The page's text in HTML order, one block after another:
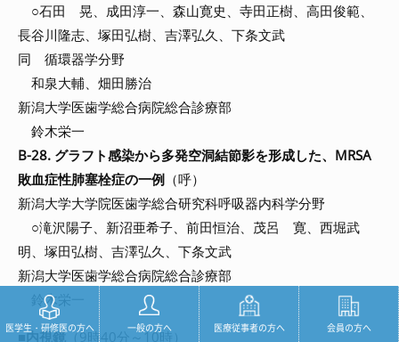
医学生・研修医の方へ 一般の方へ 医療従事者の方へ 会員の方へ
○石田 晃、成田淳一、森山寛史、寺田正樹、高田俊範、
長谷川隆志、塚田弘樹、吉澤弘久、下条文武
同 循環器学分野
和泉大輔、畑田勝治
新潟大学医歯学総合病院総合診療部
鈴木栄一
B-28. グラフト感染から多発空洞結節影を形成した、MRSA
敗血症性肺塞栓症の一例 （呼）
新潟大学大学院医歯学総合研究科呼吸器内科学分野
○滝沢陽子、新沼亜希子、前田恒治、茂呂 寛、西堀武
明、塚田弘樹、吉澤弘久、下条文武
新潟大学医歯学総合病院総合診療部
鈴木栄一
■内視鏡（9時40分～10時）